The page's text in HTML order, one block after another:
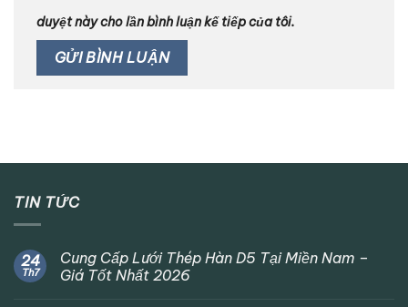
duyệt này cho lần bình luận kế tiếp của tôi.
TIN TỨC
24
Th7
Cung Cấp Lưới Thép Hàn D5 Tại Miền Nam –
Giá Tốt Nhất 2026